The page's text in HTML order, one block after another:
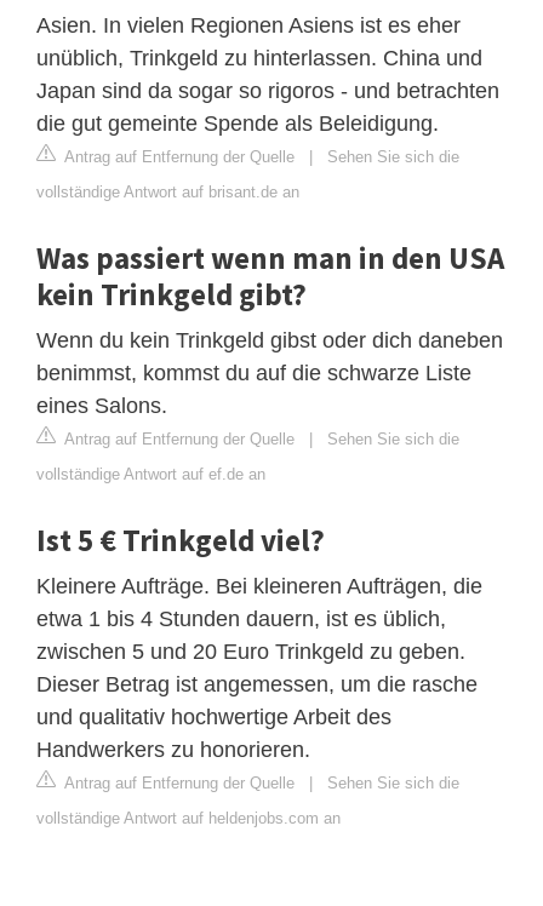
Asien. In vielen Regionen Asiens ist es eher
unüblich, Trinkgeld zu hinterlassen. China und
Japan sind da sogar so rigoros - und betrachten
die gut gemeinte Spende als Beleidigung.
Antrag auf Entfernung der Quelle | Sehen Sie sich die
vollständige Antwort auf brisant.de an
Was passiert wenn man in den USA
kein Trinkgeld gibt?
Wenn du kein Trinkgeld gibst oder dich daneben
benimmst, kommst du auf die schwarze Liste
eines Salons.
Antrag auf Entfernung der Quelle | Sehen Sie sich die
vollständige Antwort auf ef.de an
Ist 5 € Trinkgeld viel?
Kleinere Aufträge. Bei kleineren Aufträgen, die
etwa 1 bis 4 Stunden dauern, ist es üblich,
zwischen 5 und 20 Euro Trinkgeld zu geben.
Dieser Betrag ist angemessen, um die rasche
und qualitativ hochwertige Arbeit des
Handwerkers zu honorieren.
Antrag auf Entfernung der Quelle | Sehen Sie sich die
vollständige Antwort auf heldenjobs.com an